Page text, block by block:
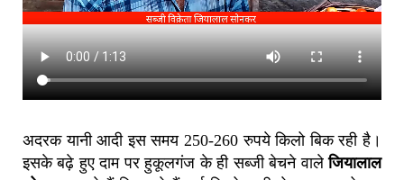
अदरक यानी आदी इस समय 250-260 रुपये किलो बिक रही है।
इसके बढ़े हुए दाम पर हुकूलगंज के ही सब्जी बेचने वालेजियालाल